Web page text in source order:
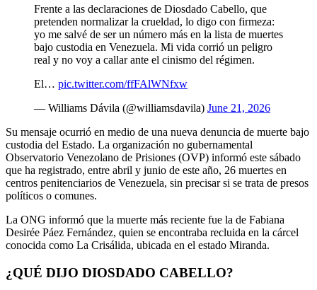
Frente a las declaraciones de Diosdado Cabello, que
pretenden normalizar la crueldad, lo digo con firmeza:
yo me salvé de ser un número más en la lista de muertes
bajo custodia en Venezuela. Mi vida corrió un peligro
real y no voy a callar ante el cinismo del régimen.
El… pic.twitter.com/ffFAlWNfxw
— Williams Dávila (@williamsdavila) June 21, 2026
Su mensaje ocurrió en medio de una nueva denuncia de muerte bajo
custodia del Estado. La organización no gubernamental
Observatorio Venezolano de Prisiones (OVP) informó este sábado
que ha registrado, entre abril y junio de este año, 26 muertes en
centros penitenciarios de Venezuela, sin precisar si se trata de presos
políticos o comunes.
La ONG informó que la muerte más reciente fue la de Fabiana
Desirée Páez Fernández, quien se encontraba recluida en la cárcel
conocida como La Crisálida, ubicada en el estado Miranda.
¿QUÉ DIJO DIOSDADO CABELLO?